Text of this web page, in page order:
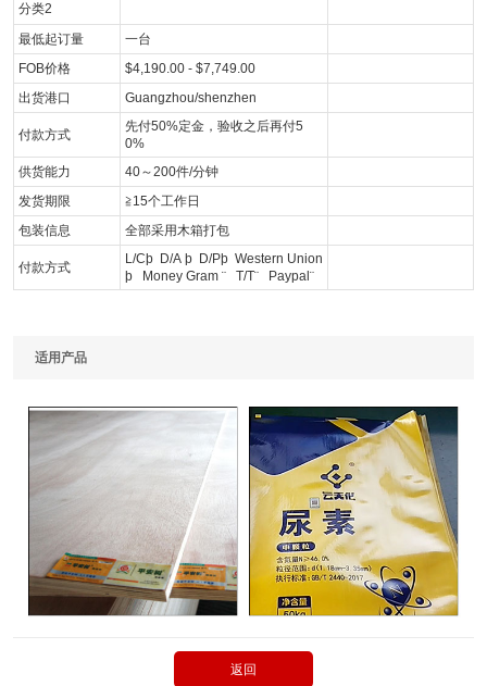
分类2
最低起订量
一台
FOB价格
$4,190.00 - $7,749.00
出货港口
Guangzhou/shenzhen
付款方式
先付50%定金，验收之后再付5
0%
供货能力
40～200件/分钟
发货期限
≧15个工作日
包装信息
全部采用木箱打包
付款方式
L/Cþ D/A þ D/Pþ Western Union
þ Money Gram ¨ T/T¨ Paypal ¨
适用产品
返回